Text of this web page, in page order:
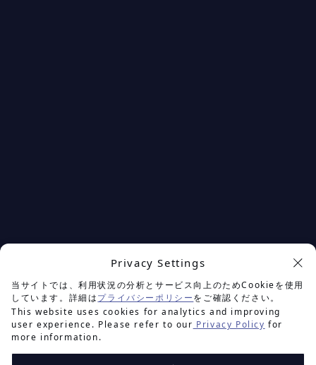
Privacy Settings
当サイトでは、利用状況の分析とサービス向上のためCookieを使用
しています。詳細はプライバシーポリシーをご確認ください。
This website uses cookies for analytics and improving
user experience. Please refer to our Privacy Policy for
more information.
余白を楽しむプロジェクト